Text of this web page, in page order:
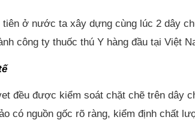
ở nước ta xây dựng cùng lúc 2 dây
công ty thuốc thú Y hàng đầu tại Việt
đều được kiểm soát chặt chẽ trên dây
có nguồn gốc rõ ràng, kiểm định chất